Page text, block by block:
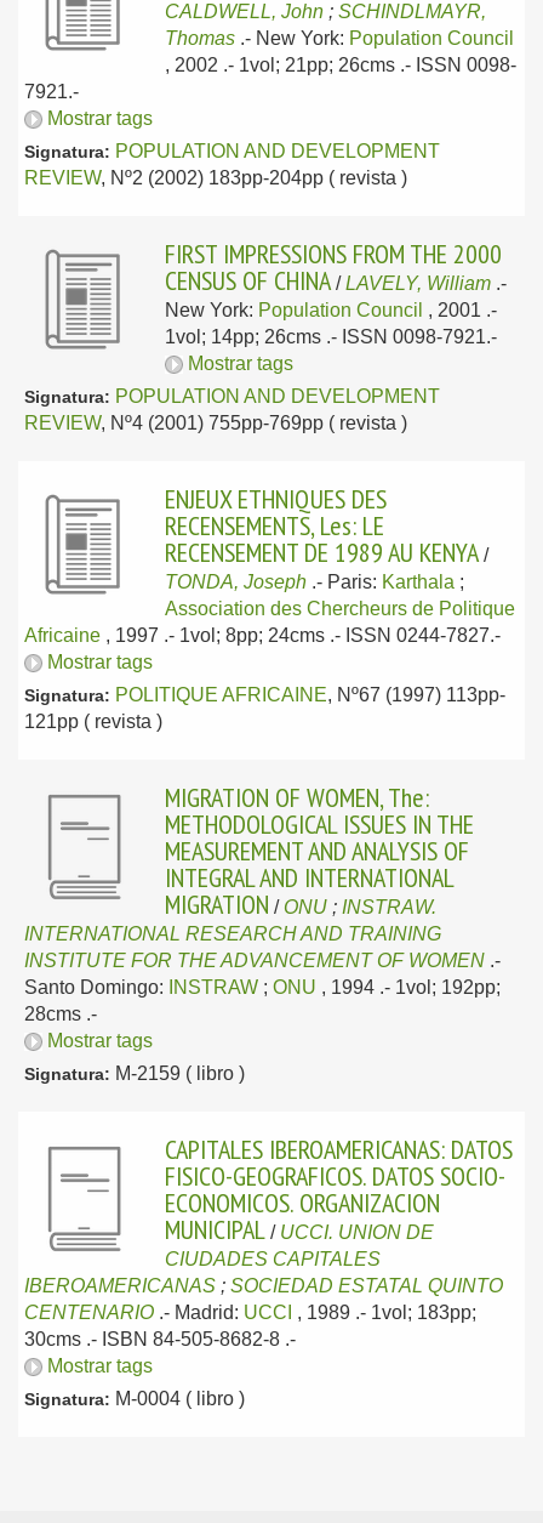
CALDWELL, John ; SCHINDLMAYR,
Thomas .- New York: Population Council
, 2002 .- 1vol; 21pp; 26cms .- ISSN 0098-
7921.-
Mostrar tags
Signatura: POPULATION AND DEVELOPMENT
REVIEW, Nº2 (2002) 183pp-204pp ( revista )
FIRST IMPRESSIONS FROM THE 2000
CENSUS OF CHINA /LAVELY, William .-
New York: Population Council , 2001 .-
1vol; 14pp; 26cms .- ISSN 0098-7921.-
Mostrar tags
Signatura: POPULATION AND DEVELOPMENT
REVIEW, Nº4 (2001) 755pp-769pp ( revista )
ENJEUX ETHNIQUES DES
RECENSEMENTS, Les: LE
RECENSEMENT DE 1989 AU KENYA /
TONDA, Joseph .- Paris: Karthala ;
Association des Chercheurs de Politique
Africaine , 1997 .- 1vol; 8pp; 24cms .- ISSN 0244-7827.-
Mostrar tags
Signatura: POLITIQUE AFRICAINE, Nº67 (1997) 113pp-
121pp ( revista )
MIGRATION OF WOMEN, The:
METHODOLOGICAL ISSUES IN THE
MEASUREMENT AND ANALYSIS OF
INTEGRAL AND INTERNATIONAL
MIGRATION / ONU ; INSTRAW.
INTERNATIONAL RESEARCH AND TRAINING
INSTITUTE FOR THE ADVANCEMENT OF WOMEN .-
Santo Domingo:
INSTRAW ; ONU , 1994 .- 1vol; 192pp;
28cms .-
Mostrar tags
Signatura: M-2159 ( libro )
CAPITALES IBEROAMERICANAS: DATOS
FISICO-GEOGRAFICOS. DATOS SOCIO-
ECONOMICOS. ORGANIZACION
MUNICIPAL / UCCI. UNION DE
CIUDADES CAPITALES
IBEROAMERICANAS ; SOCIEDAD ESTATAL QUINTO
CENTENARIO .- Madrid: UCCI , 1989 .- 1vol; 183pp;
30cms .- ISBN 84-505-8682-8 .-
Mostrar tags
Signatura: M-0004 ( libro )